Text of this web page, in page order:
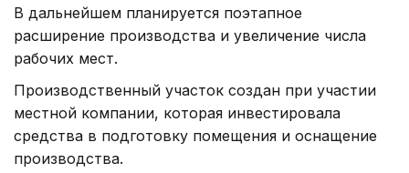
В дальнейшем планируется поэтапное
расширение производства и увеличение числа
рабочих мест.
Производственный участок создан при участии
местной компании, которая инвестировала
средства в подготовку помещения и оснащение
производства.